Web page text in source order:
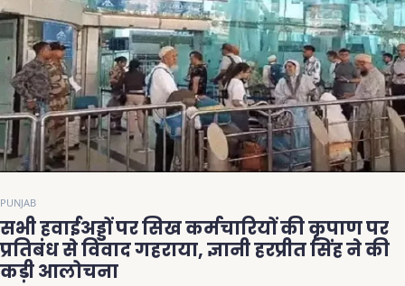
PUNJAB
सभी हवाईअड्डों पर सिख कर्मचारियों की कृपाण पर
प्रतिबंध से विवाद गहराया, ज्ञानी हरप्रीत सिंह ने की
कड़ी आलोचना